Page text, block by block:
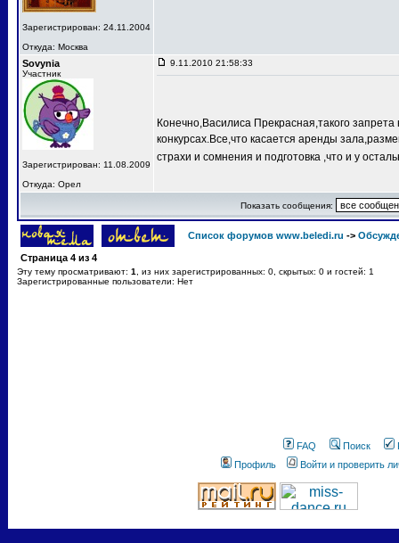
Зарегистрирован: 24.11.2004
Откуда: Москва
Sovynia
Участник
Зарегистрирован: 11.08.2009
Откуда: Орел
9.11.2010 21:58:33
Конечно,Василиса Прекрасная,такого
конкурсах.Все,что касается аренды
страхи и сомнения и подготовка ,что и у
Показать сообщения:
Список форумов www.beledi.ru ->
Страница 4 из 4
Эту тему просматривают: 1
, из них зарегистрированных: 0, скрытых: 0 и гостей: 1
Зарегистрированные пользователи: Нет
FAQ Поиск
Профиль
Войти и проверить